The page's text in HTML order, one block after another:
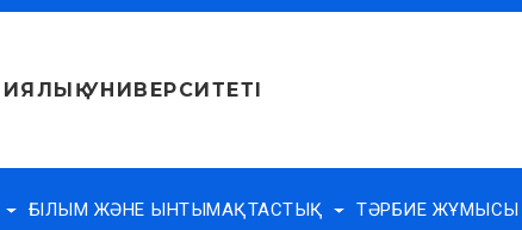
УНИВЕРСИТЕТІ
ҒЫЛЫМ ЖӘНЕ ЫНТЫМАҚТАСТЫҚ ТӘРБИЕ ЖҰМЫСЫ